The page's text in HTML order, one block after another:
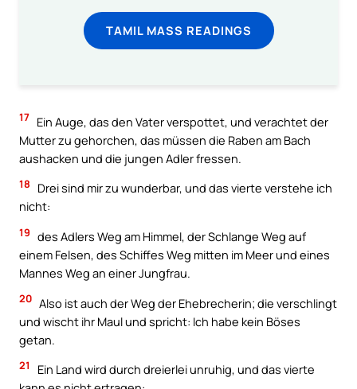
TAMIL MASS READINGS
17 Ein Auge, das den Vater verspottet, und verachtet der
Mutter zu gehorchen, das müssen die Raben am Bach
aushacken und die jungen Adler fressen.
18
Drei sind mir zu wunderbar, und das vierte verstehe ich
nicht:
19 des Adlers Weg am Himmel, der Schlange Weg auf
einem Felsen, des Schiffes Weg mitten im Meer und eines
Mannes Weg an einer Jungfrau.
20 Also ist auch der Weg der Ehebrecherin; die verschlingt
und wischt ihr Maul und spricht: Ich habe kein Böses
getan.
21
Ein Land wird durch dreierlei unruhig, und das vierte